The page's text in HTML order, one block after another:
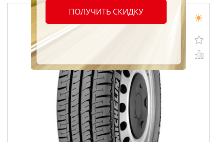
ПОЛУЧИТЬ СКИДКУ